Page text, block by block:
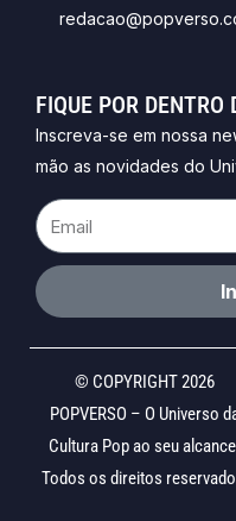
FIQUE POR DENTRO
Inscreva-se em nossa
mão as novidades do
Email
© COPYRIGHT 2026
POPVERSO – O Universo
Cultura Pop ao seu
Todos os direitos